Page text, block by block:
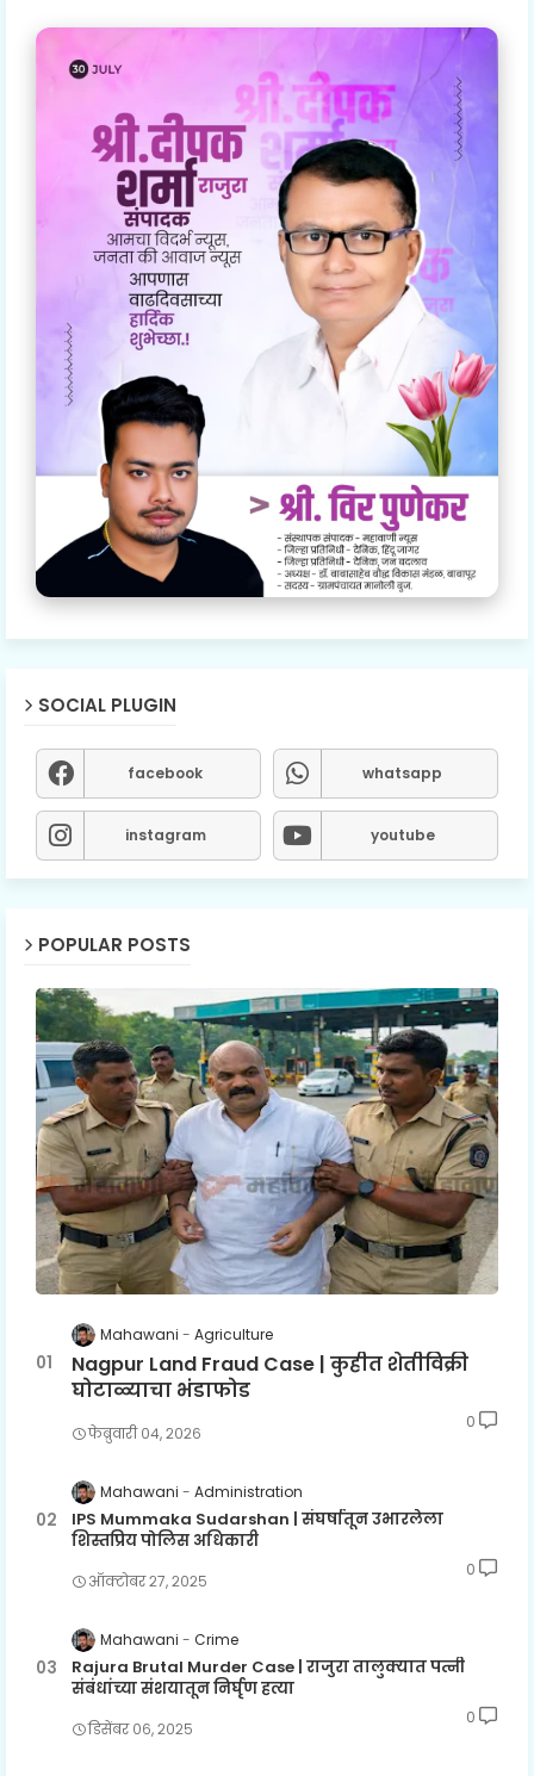
SOCIAL PLUGIN
facebook whatsapp
instagram youtube
POPULAR POSTS
Mahawani Agriculture
Nagpur Land Fraud Case | कुहीत शेतीविक्री
घोटाळ्याचा भंडाफोड
फेब्रुवारी ०४, २०२६
0
Mahawani Administration
IPS Mummaka Sudarshan | संघर्षातून उभारलेला
शिस्तप्रिय पोलिस अधिकारी
ऑक्टोबर २७, २०२५
0
Mahawani Crime
Rajura Brutal Murder Case | राजुरा तालुक्यात पत्नी
संबंधांच्या संशयातून निर्घृण हत्या
डिसेंबर ०६, २०२५
0